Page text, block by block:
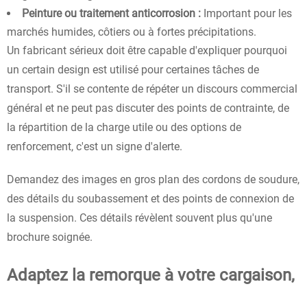
Peinture ou traitement anticorrosion : Important pour les
marchés humides, côtiers ou à fortes précipitations.
Un fabricant sérieux doit être capable d'expliquer pourquoi
un certain design est utilisé pour certaines tâches de
transport. S'il se contente de répéter un discours commercial
général et ne peut pas discuter des points de contrainte, de
la répartition de la charge utile ou des options de
renforcement, c'est un signe d'alerte.
Demandez des images en gros plan des cordons de soudure,
des détails du soubassement et des points de connexion de
la suspension. Ces détails révèlent souvent plus qu'une
brochure soignée.
Adaptez la remorque à votre cargaison,